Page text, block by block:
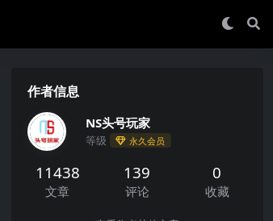
作者信息
NS头号玩家
等级 永久会员
11438
文章
139
评论
0
收藏